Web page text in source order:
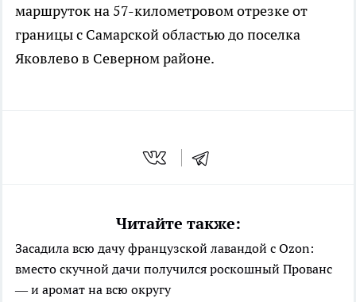
маршруток на 57-километровом отрезке от
границы с Самарской областью до поселка
Яковлево в Северном районе.
Читайте также:
Засадила всю дачу французской лавандой с Ozon:
вместо скучной дачи получился роскошный Прованс
— и аромат на всю округу